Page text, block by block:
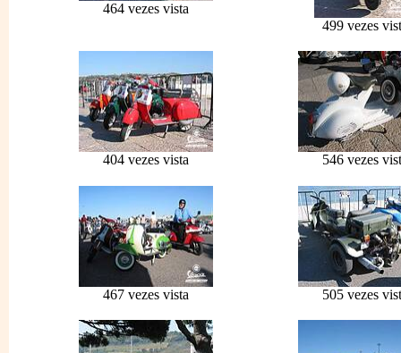
464 vezes vista
499 vezes
404 vezes vista 546 vezes
467 vezes vista 505 vezes